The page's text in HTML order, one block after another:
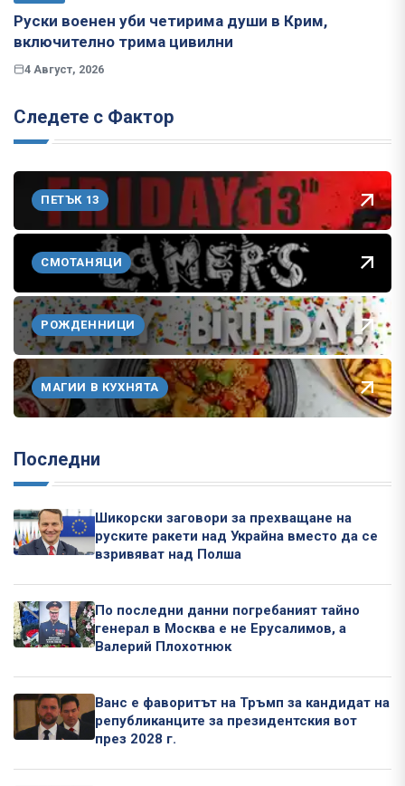
Руски военен уби четирима души в Крим,
включително трима цивилни
4 Август, 2026
Следете с Фактор
ПЕТЪК 13
СМОТАНЯЦИ
РОЖДЕННИЦИ
МАГИИ В КУХНЯТА
Последни
Шикорски заговори за прехващане на
руските ракети над Украйна вместо да се
взривяват над Полша
По последни данни погребаният тайно
генерал в Москва е не Ерусалимов, а
Валерий Плохотнюк
Ванс е фаворитът на Тръмп за кандидат на
републиканците за президентския вот
през 2028 г.